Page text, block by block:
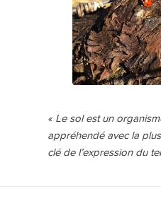
« Le sol est un
appréhendé avec la
clé de l’expression du